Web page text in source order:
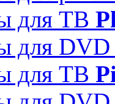
для ТВ
для DVD
для ТВ